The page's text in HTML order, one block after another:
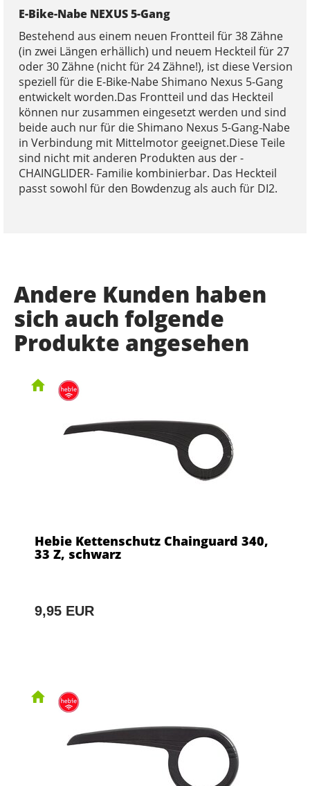
E-Bike-Nabe NEXUS 5-Gang
Bestehend aus einem neuen Frontteil für 38 Zähne
(in zwei Längen erhällich) und neuem Heckteil für 27
oder 30 Zähne (nicht für 24 Zähne!), ist diese Version
speziell für die E-Bike-Nabe Shimano Nexus 5-Gang
entwickelt worden.Das Frontteil und das Heckteil
können nur zusammen eingesetzt werden und sind
beide auch nur für die Shimano Nexus 5-Gang-Nabe
in Verbindung mit Mittel­motor geeignet.Diese Teile
sind nicht mit anderen Produkten aus der ­
CHAINGLIDER- Familie kombinierbar. Das Heckteil
passt sowohl für den Bowdenzug als auch für DI2.
Andere Kunden haben
sich auch folgende
Produkte angesehen
Hebie Kettenschutz Chainguard 340,
33 Z, schwarz
9,95 EUR